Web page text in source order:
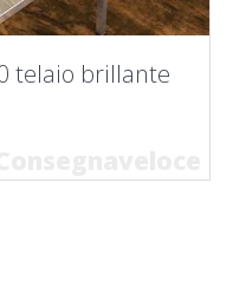
telaio brillante